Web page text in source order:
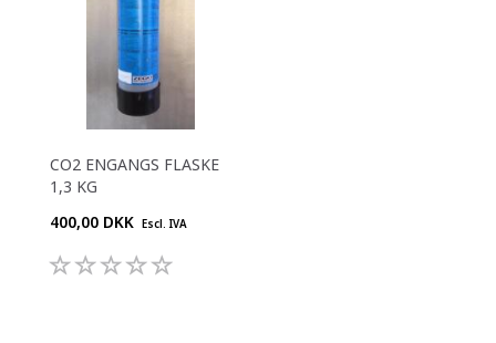
CO2 ENGANGS FLASKE
1,3 KG
400,00 DKK Escl. IVA